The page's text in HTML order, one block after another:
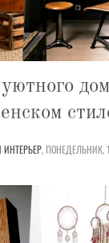
ИНТЕРЬЕР,ПОНЕДЕЛЬНИК,